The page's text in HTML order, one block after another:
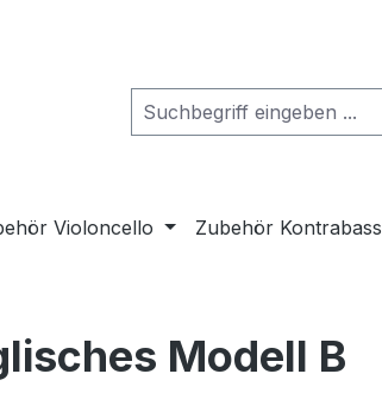
Violoncello Zubehör Kontrabass
Modell B